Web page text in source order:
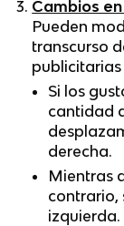
Cambios
Pueden
transcurso
Si los
cantidad
derecha.
Mientras
contrario,
izquierda.